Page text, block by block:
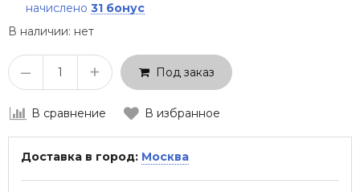
начислено 31 бонус
В наличии: нет
– + Под заказ
В сравнение В избранное
Доставка в город: Москва